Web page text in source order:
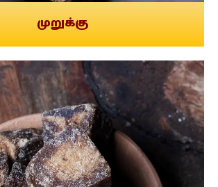
முறுக்கு